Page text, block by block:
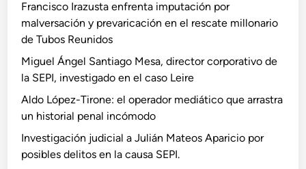
Francisco Irazusta enfrenta imputación por
malversación y prevaricación en el rescate millonario
de Tubos Reunidos
Miguel Ángel Santiago Mesa, director corporativo de
la SEPI, investigado en el caso Leire
Aldo López-Tirone: el operador mediático que arrastra
un historial penal incómodo
Investigación judicial a Julián Mateos Aparicio por
posibles delitos en la causa SEPI.